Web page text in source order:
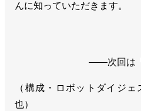
んに知っていただきます。
――次回は
（構成・ロボットダイジ
也）